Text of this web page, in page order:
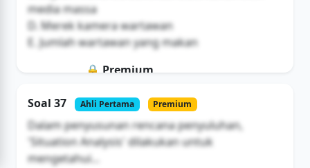
media massa
D. Merek kamera wartawan
E. Jumlah wartawan yang makan
🔒 Premium
Buka Akses
Soal 37 Ahli Pertama Premium
Dalam penyusunan rencana penyuluhan,
'Situation Analysis' dilakukan untuk
mengetahui...